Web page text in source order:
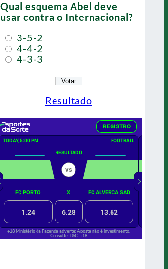
Qual esquema Abel deve
usar contra o Internacional?
3-5-2
4-4-2
4-3-3
Resultado